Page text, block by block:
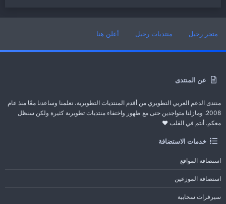
عن المنتدى
منتدى الدعم العربي التطويري من أقدم المنتديات التطويرية، تعلمنا وساعدنا معًا منذ عام
2008. ومازلنا متواجدين حتى مع ظهور واختفاء منتديات تطويرىة كثيرة ولكن سنظل
معكم. أنتم في القلب ❤️
خدمات الاستضافة
استضافة المواقع
استضافة الموزعين
سيرفرات سحابية
متجر رحيل منتديات رحيل أعلن هنا